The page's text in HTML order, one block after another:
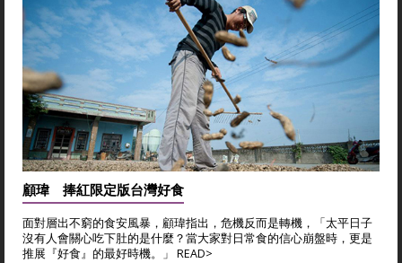
顧瑋 捧紅限定版台灣好食
面對層出不窮的食安風暴，顧瑋指出，危機反而是轉機，「太平日子
沒有人會關心吃下肚的是什麼？當大家對日常食的信心崩盤時，更是
推展『好食』的最好時機。」 READ>